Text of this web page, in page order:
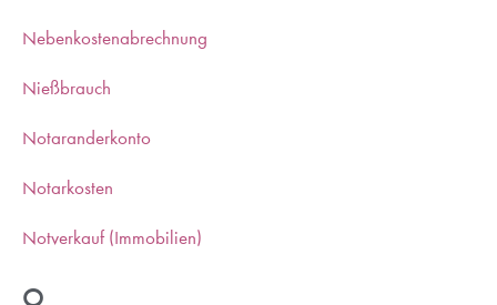
Nebenkostenabrechnung
Nießbrauch
Notaranderkonto
Notarkosten
Notverkauf (Immobilien)
O